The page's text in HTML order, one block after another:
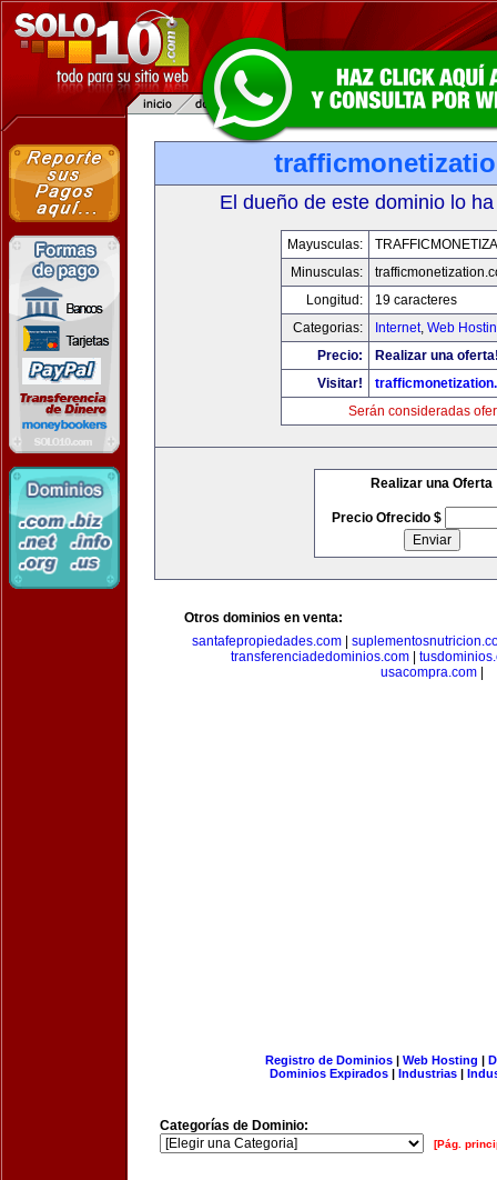
El dueño de este dominio lo
Mayusculas:
Minusculas:
Longitud:
19 caracteres
Categorias:
Internet, Web
Precio:
Realizar una
Visitar!
Serán consideradas
Realizar una Oferta
Precio Ofrecido $
Otros dominios en venta:
santafepropiedades.com|
transferenciadedominios.com|
usacompra.com|
Registro de Dominios| Web Hosting |
Dominios Expirados | Industrias |
Categorías de Dominio:
[Pág.